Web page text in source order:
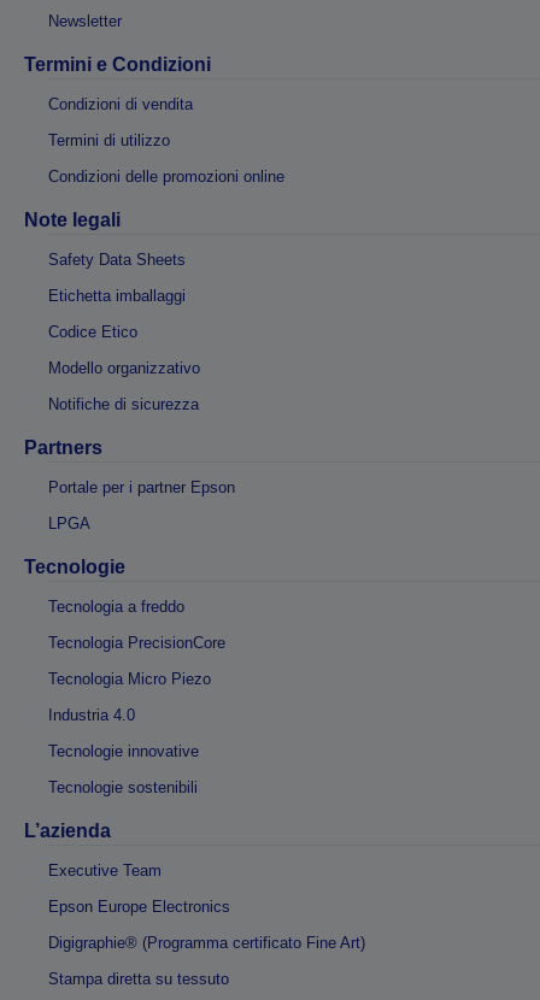
Newsletter
Termini e Condizioni
Condizioni di vendita
Termini di utilizzo
Condizioni delle promozioni online
Note legali
Safety Data Sheets
Etichetta imballaggi
Codice Etico
Modello organizzativo
Notifiche di sicurezza
Partners
Portale per i partner Epson
LPGA
Tecnologie
Tecnologia a freddo
Tecnologia PrecisionCore
Tecnologia Micro Piezo
Industria 4.0
Tecnologie innovative
Tecnologie sostenibili
L’azienda
Executive Team
Epson Europe Electronics
Digigraphie® (Programma certificato Fine Art)
Stampa diretta su tessuto